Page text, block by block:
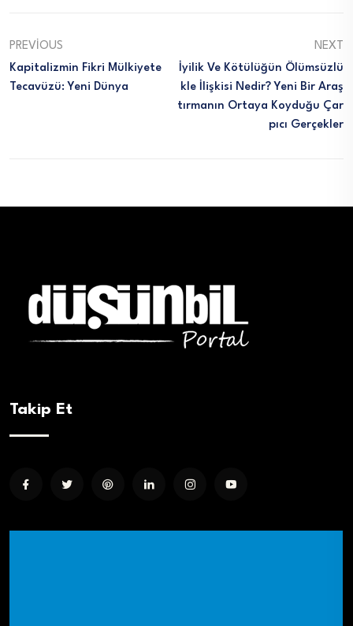
PREVIOUS
Kapitalizmin Fikri Mülkiyete
Tecavüzü: Yeni Dünya
NEXT
İyilik Ve Kötülüğün Ölümsüzlü
Kle İlişkisi Nedir? Yeni Bir Araş
Tırmanın Ortaya Koyduğu Çar
Pıcı Gerçekler
Takip Et